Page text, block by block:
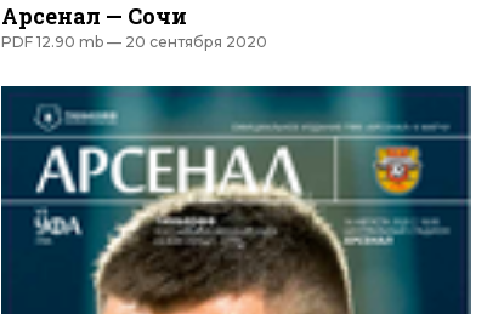
Арсенал — Сочи
PDF 12.90 mb — 20 сентября 2020